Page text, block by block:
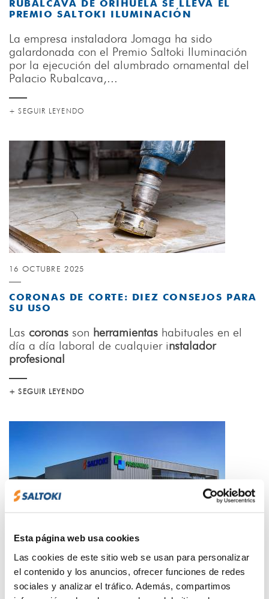
Esta página web usa cookies
Las cookies de este sitio web se usan para personalizar
el contenido y los anuncios, ofrecer funciones de redes
sociales y analizar el tráfico. Además, compartimos
RUBALCAVA DE ORIHUELA SE LLEVA EL
PREMIO SALTOKI ILUMINACIÓN
La empresa instaladora Jomaga ha sido
galardonada con el Premio Saltoki Iluminación
por la ejecución del alumbrado ornamental del
Palacio Rubalcava,...
+ SEGUIR LEYENDO
16 OCTUBRE 2025
CORONAS DE CORTE: DIEZ CONSEJOS PARA
SU USO
Las coronas son herramientas habituales en el
día a día laboral de cualquier instalador
profesional
+ SEGUIR LEYENDO
AMPLIAMOS PRESENCIA EN MALLORCA
CON UN NUEVO CENTRO EN MANACOR